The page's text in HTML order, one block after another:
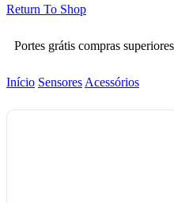
Return To Shop
Portes grátis compras
Início Sensores Acessórios